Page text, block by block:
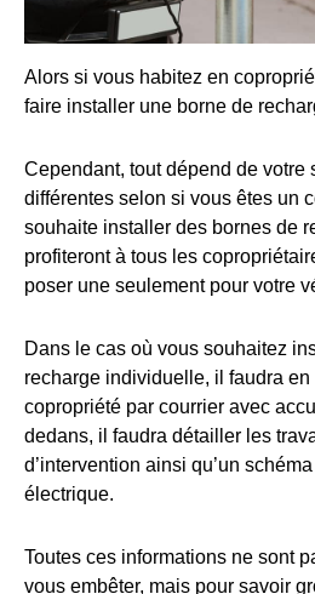
Alors si vous habitez en
faire installer une borne de
Cependant, tout dépend de votre
différentes selon si vous êtes un
souhaite installer des bornes de
profiteront à tous les
poser une seulement pour votre
Dans le cas où vous souhaitez
recharge individuelle, il faudra
copropriété par courrier avec
dedans, il faudra détailler les
d’intervention ainsi qu’un
électrique.
Toutes ces informations ne sont
vous embêter, mais pour savoir